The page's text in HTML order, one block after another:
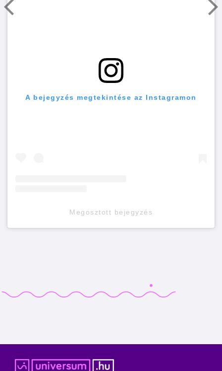
A bejegyzés megtekintése az Instagramon
Megosztott bejegyzés